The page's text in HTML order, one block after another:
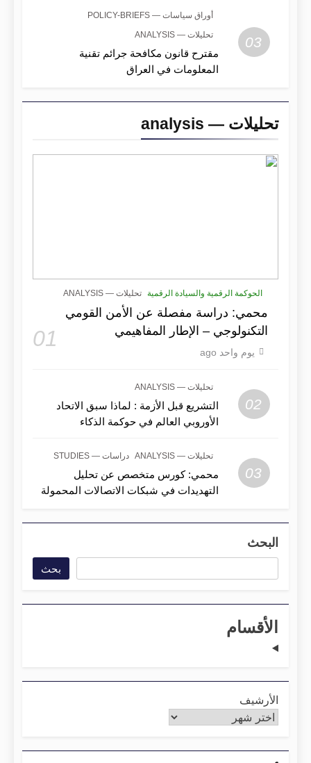
03
أوراق سياسات — POLICY-BRIEFS
تحليلات — ANALYSIS
مقترح قانون مكافحة جرائم تقنية
المعلومات في العراق
تحليلات — analysis
الحوكمة الرقمية والسيادة الرقمية تحليلات — ANALYSIS
محمي: دراسة مفصلة عن الأمن القومي
التكنولوجي – الإطار المفاهيمي
01
يوم واحد ago
02
تحليلات — ANALYSIS
التشريع قبل الأزمة : لماذا سبق الاتحاد
الأوروبي العالم في حوكمة الذكاء
03
تحليلات — ANALYSIS دراسات — STUDIES
محمي: كورس متخصص عن تحليل
التهديدات في شبكات الاتصالات المحمولة
البحث
بحث
الأقسام
الأرشيف